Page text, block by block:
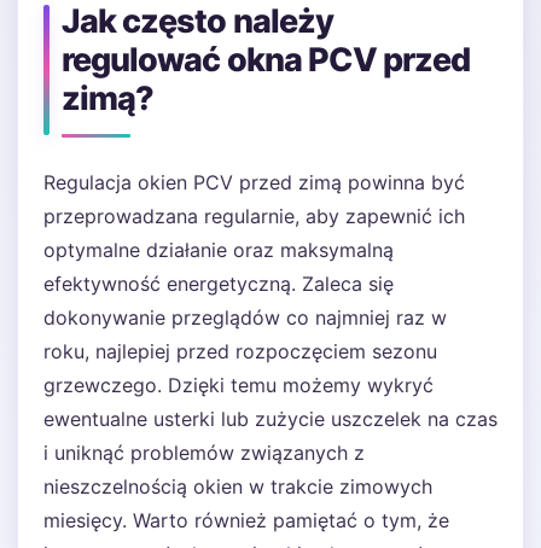
Jak często należy
regulować okna PCV przed
zimą?
Regulacja okien PCV przed zimą powinna być
przeprowadzana regularnie, aby zapewnić ich
optymalne działanie oraz maksymalną
efektywność energetyczną. Zaleca się
dokonywanie przeglądów co najmniej raz w
roku, najlepiej przed rozpoczęciem sezonu
grzewczego. Dzięki temu możemy wykryć
ewentualne usterki lub zużycie uszczelek na czas
i uniknąć problemów związanych z
nieszczelnością okien w trakcie zimowych
miesięcy. Warto również pamiętać o tym, że